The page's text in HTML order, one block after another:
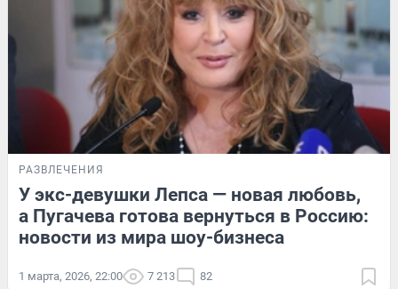
РАЗВЛЕЧЕНИЯ
У экс-девушки Лепса — новая любовь,
а Пугачева готова вернуться в Россию:
новости из мира шоу-бизнеса
1 марта, 2026, 22:00 7 213 82